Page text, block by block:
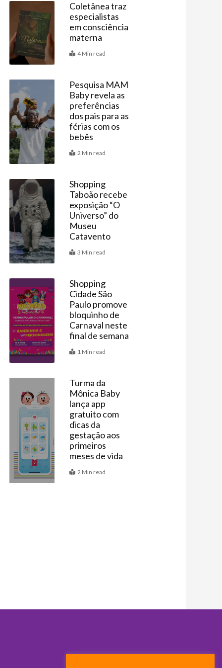
Últimas
Coletânea traz
especialistas
em consciência
materna
4 Min read
Últimas
Pesquisa MAM
Baby revela as
preferências
dos pais para as
férias com os
bebês
2 Min read
Agenda
Shopping
Taboão recebe
exposição “O
Universo” do
Museu
Catavento
3 Min read
Agenda
Shopping
Cidade São
Paulo promove
bloquinho de
Carnaval neste
final de semana
1 Min read
Últimas
Turma da
Mônica Baby
lança app
gratuito com
dicas da
gestação aos
primeiros
meses de vida
2 Min read